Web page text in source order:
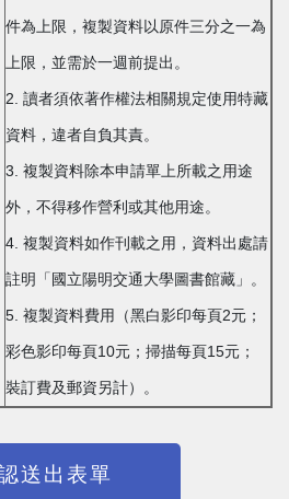
件為上限，複製資料以原件三分之一為
上限，並需於一週前提出。
2. 讀者須依著作權法相關規定使用特藏
資料，違者自負其責。
3. 複製資料除本申請單上所載之用途
外，不得移作營利或其他用途。
4. 複製資料如作刊載之用，資料出處請
註明「國立陽明交通大學圖書館藏」。
5. 複製資料費用（黑白影印每頁2元；
彩色影印每頁10元；掃描每頁15元；
裝訂費及郵資另計）。